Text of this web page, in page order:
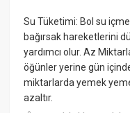
Su Tüketimi: Bol su
bağırsak hareketlerini
yardımcı olur. Az
öğünler yerine gün
miktarlarda yemek
azaltır.